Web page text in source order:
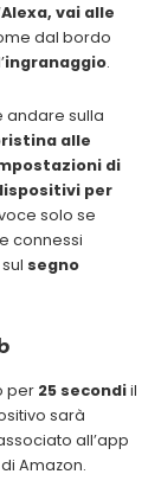
Alexa, vai alle
dal bordo
ingranaggio.
andare sulla
alle
di
per
solo se
connessi
segno
per 25 secondiil
sarà
all’app
Amazon.